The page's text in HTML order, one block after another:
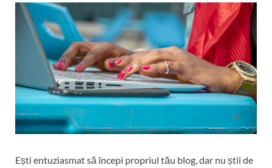
Ești entuziasmat să începi propriul tău blog, dar nu știi de